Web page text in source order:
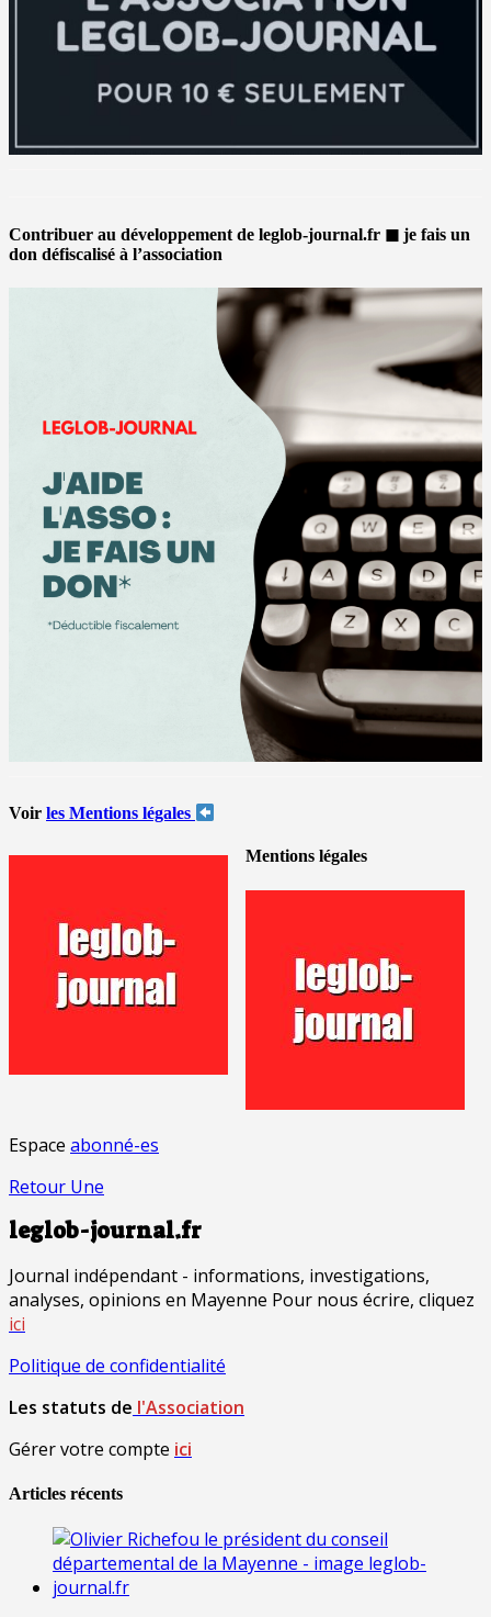
Contribuer au développement de leglob-journal.fr ◼ je fais un
don défiscalisé à l’association
Voir les Mentions légales
Mentions légales
Espace abonné-es
Retour Une
leglob-journal.fr
Journal indépendant - informations, investigations,
analyses, opinions en Mayenne Pour nous écrire, cliquez
ici
Politique de confidentialité
Les statuts de l'Association
Gérer votre compte ici
Articles récents